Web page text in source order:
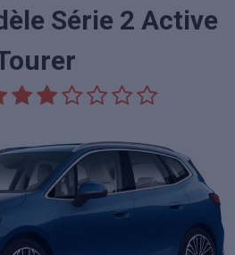
Série 2 Active